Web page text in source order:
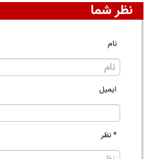
نظر شما
نام
ایمیل
* نظر